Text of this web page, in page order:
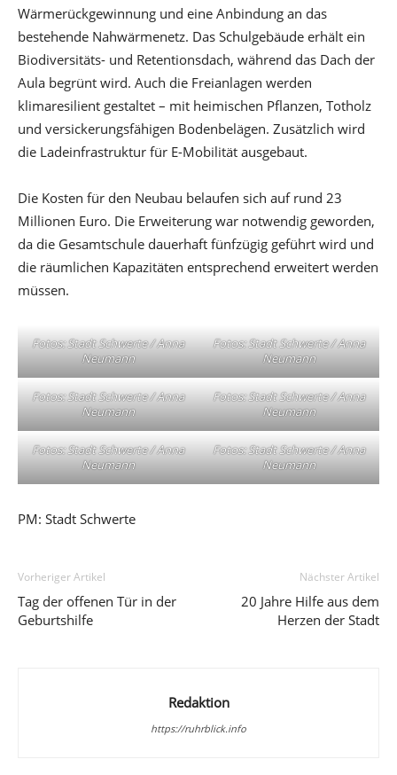
Wärmerückgewinnung und eine Anbindung an das
bestehende Nahwärmenetz. Das Schulgebäude erhält ein
Biodiversitäts- und Retentionsdach, während das Dach der
Aula begrünt wird. Auch die Freianlagen werden
klimaresilient gestaltet – mit heimischen Pflanzen, Totholz
und versickerungsfähigen Bodenbelägen. Zusätzlich wird
die Ladeinfrastruktur für E-Mobilität ausgebaut.
Die Kosten für den Neubau belaufen sich auf rund 23
Millionen Euro. Die Erweiterung war notwendig geworden,
da die Gesamtschule dauerhaft fünfzügig geführt wird und
die räumlichen Kapazitäten entsprechend erweitert werden
müssen.
Fotos: Stadt Schwerte / Anna
Neumann
Fotos: Stadt Schwerte / Anna
Neumann
Fotos: Stadt Schwerte / Anna
Neumann
Fotos: Stadt Schwerte / Anna
Neumann
Fotos: Stadt Schwerte / Anna
Neumann
Fotos: Stadt Schwerte / Anna
Neumann
PM: Stadt Schwerte
Vorheriger Artikel
Tag der offenen Tür in der
Geburtshilfe
Nächster Artikel
20 Jahre Hilfe aus dem
Herzen der Stadt
Redaktion
https://ruhrblick.info